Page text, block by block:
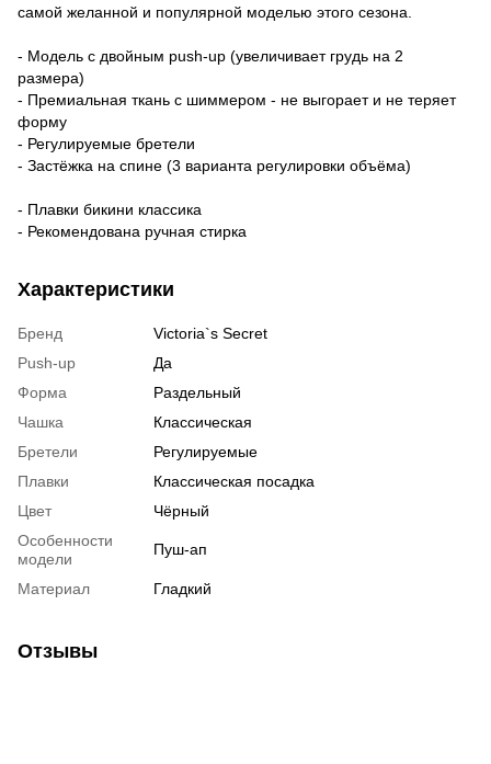
самой желанной и популярной моделью этого сезона.
- Модель с двойным push-up (увеличивает грудь на 2
размера)
- Премиальная ткань с шиммером - не выгорает и не теряет
форму
- Регулируемые бретели
- Застёжка на спине (3 варианта регулировки объёма)
- Плавки бикини классика
- Рекомендована ручная стирка
Характеристики
Бренд
Victoria`s Secret
Push-up
Да
Форма
Раздельный
Чашка
Классическая
Бретели
Регулируемые
Плавки
Классическая посадка
Цвет
Чёрный
Особенности
модели
Пуш-ап
Материал Гладкий
Отзывы